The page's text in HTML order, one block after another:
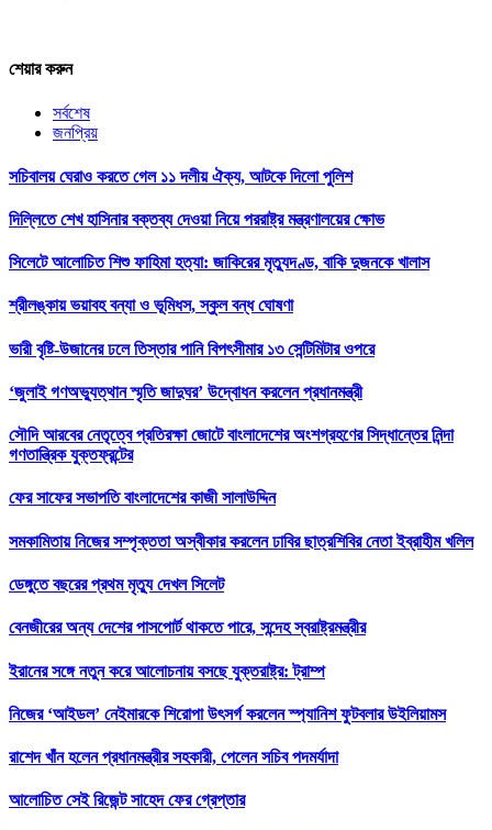
শেয়ার করুন
সর্বশেষ
জনপ্রিয়
সচিবালয় ঘেরাও করতে গেল ১১ দলীয় ঐক্য, আটকে দিলো পুলিশ
দিল্লিতে শেখ হাসিনার বক্তব্য দেওয়া নিয়ে পররাষ্ট্র মন্ত্রণালয়ের ক্ষোভ
সিলেটে আলোচিত শিশু ফাহিমা হত্যা: জাকিরের মৃত্যুদণ্ড, বাকি দুজনকে খালাস
শ্রীলঙ্কায় ভয়াবহ বন্যা ও ভূমিধস, স্কুল বন্ধ ঘোষণা
ভারী বৃষ্টি-উজানের ঢলে তিস্তার পানি বিপৎসীমার ১৩ সেন্টিমিটার ওপরে
‘জুলাই গণঅভ্যুত্থান স্মৃতি জাদুঘর’ উদ্বোধন করলেন প্রধানমন্ত্রী
সৌদি আরবের নেতৃত্বে প্রতিরক্ষা জোটে বাংলাদেশের অংশগ্রহণের সিদ্ধান্তের নিন্দা
গণতান্ত্রিক যুক্তফ্রন্টের
ফের সাফের সভাপতি বাংলাদেশের কাজী সালাউদ্দিন
সমকামিতায় নিজের সম্পৃক্ততা অস্বীকার করলেন ঢাবির ছাত্রশিবির নেতা ইব্রাহীম খলিল
ডেঙ্গুতে বছরের প্রথম মৃত্যু দেখল সিলেট
বেনজীরের অন্য দেশের পাসপোর্ট থাকতে পারে, সন্দেহ স্বরাষ্ট্রমন্ত্রীর
ইরানের সঙ্গে নতুন করে আলোচনায় বসছে যুক্তরাষ্ট্র: ট্রাম্প
নিজের ‘আইডল’ নেইমারকে শিরোপা উৎসর্গ করলেন স্প্যানিশ ফুটবলার উইলিয়ামস
রাশেদ খাঁন হলেন প্রধানমন্ত্রীর সহকারী, পেলেন সচিব পদমর্যাদা
আলোচিত সেই রিজেন্ট সাহেদ ফের গ্রেপ্তার